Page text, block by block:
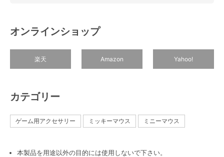
オンラインショップ
楽天 Amazon Yahoo!
カテゴリー
ゲーム用アクセサリー ミッキーマウス ミニーマウス
本製品を用途以外の目的には使用しないで下さい。